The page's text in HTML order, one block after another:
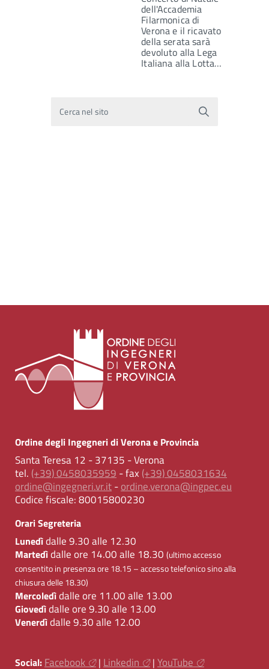
dell'Accademia
Filarmonica di
Verona e il ricavato
della serata sarà
devoluto alla Lega
Italiana alla Lotta…
Cerca nel sito
Ordine degli Ingegneri di Verona e Provincia
Santa Teresa 12 - 37135 - Verona
tel. (+39) 0458035959 - fax (+39) 0458031634
ordine@ingegneri.vr.it-ordine.verona@ingpec.eu
Codice fiscale:80015800230
Orari Segreteria
Lunedìdalle 9.30 alle 12.30
Martedìdalle ore 14.00 alle 18.30 (ultimo accesso
consentito in presenza ore 18.15 – accesso telefonico sino alla
chiusura delle 18.30)
Mercoledìdalle ore 11.00 alle 13.00
Giovedìdalle ore 9.30 alle 13.00
Venerdìdalle 9.30 alle 12.00
Social: Facebook | Linkedin | YouTube